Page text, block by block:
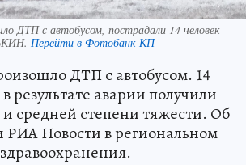
ДТП с автобусом, пострадали 14 человек
Перейти в Фотобанк КП
ДТП с автобусом. 14
результате аварии получили
средней степени тяжести. Об
РИА Новости в региональном